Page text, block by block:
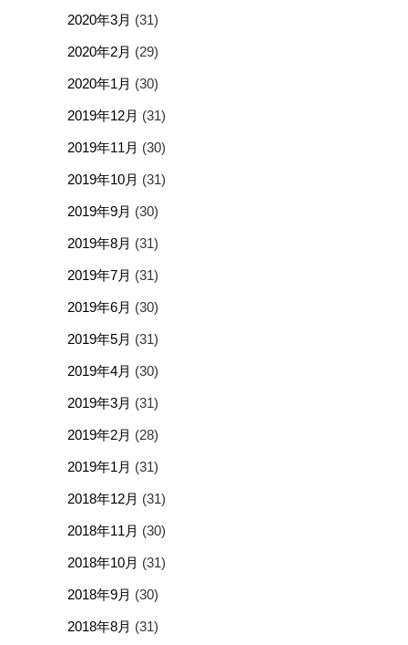
2020年3月 (31)
2020年2月 (29)
2020年1月 (30)
2019年12月 (31)
2019年11月 (30)
2019年10月 (31)
2019年9月 (30)
2019年8月 (31)
2019年7月 (31)
2019年6月 (30)
2019年5月 (31)
2019年4月 (30)
2019年3月 (31)
2019年2月 (28)
2019年1月 (31)
2018年12月 (31)
2018年11月 (30)
2018年10月 (31)
2018年9月 (30)
2018年8月 (31)